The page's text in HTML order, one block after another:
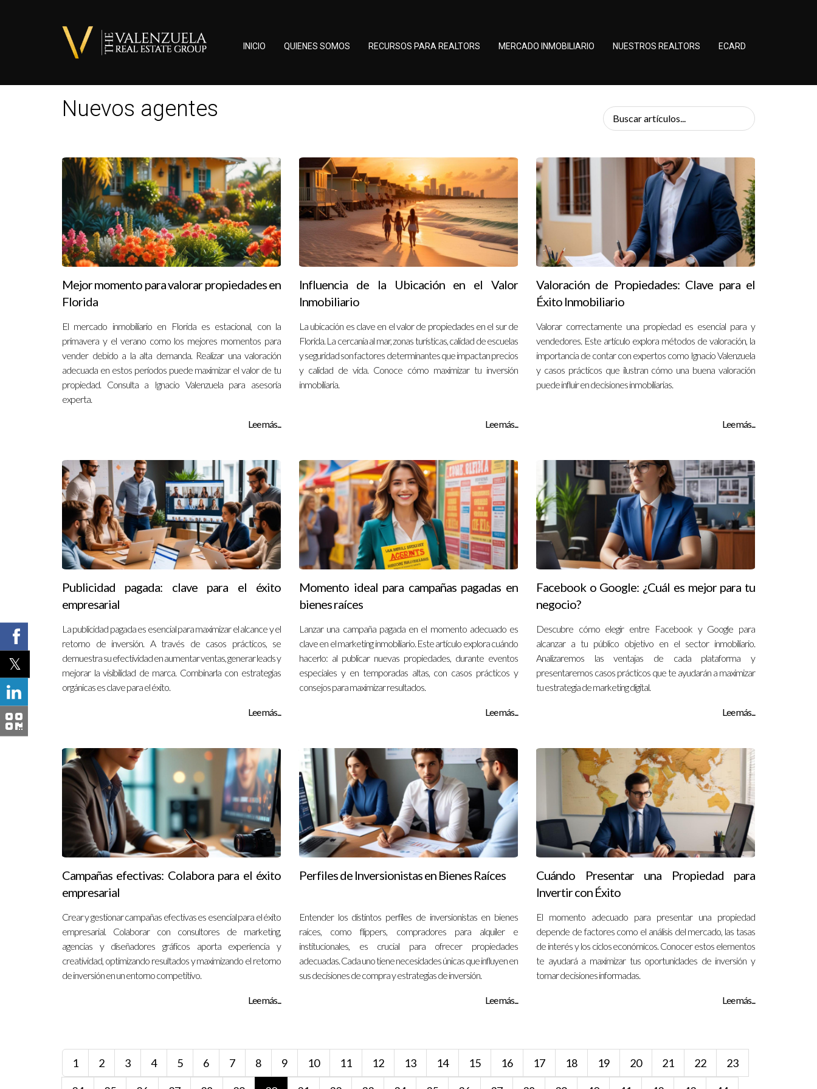
INICIO QUIENES SOMOS RECURSOS PARA REALTORS MERCADO INMOBILIARIO NUESTROS REALTORS ECARD
Nuevos agentes
Mejor momento para valorar propiedades en
Florida
El mercado inmobiliario en Florida es estacional, con la
primavera y el verano como los mejores momentos para
vender debido a la alta demanda. Realizar una valoración
adecuada en estos períodos puede maximizar el valor de tu
propiedad. Consulta a Ignacio Valenzuela para asesoría
experta.
Lee más...
Influencia de la Ubicación en el Valor
Inmobiliario
La ubicación es clave en el valor de propiedades en el sur de
Florida. La cercanía al mar, zonas turísticas, calidad de escuelas
y seguridad son factores determinantes que impactan precios
y calidad de vida. Conoce cómo maximizar tu inversión
inmobiliaria.
Lee más...
Valoración de Propiedades: Clave para el
Éxito Inmobiliario
Valorar correctamente una propiedad es esencial para y
vendedores. Este artículo explora métodos de valoración, la
importancia de contar con expertos como Ignacio Valenzuela
y casos prácticos que ilustran cómo una buena valoración
puede influir en decisiones inmobiliarias.
Lee más...
Publicidad pagada: clave para el éxito
empresarial
La publicidad pagada es esencial para maximizar el alcance y el
retorno de inversión. A través de casos prácticos, se
demuestra su efectividad en aumentar ventas, generar leads y
mejorar la visibilidad de marca. Combinarla con estrategias
orgánicas es clave para el éxito.
Lee más...
Momento ideal para campañas pagadas en
bienes raíces
Lanzar una campaña pagada en el momento adecuado es
clave en el marketing inmobiliario. Este artículo explora cuándo
hacerlo: al publicar nuevas propiedades, durante eventos
especiales y en temporadas altas, con casos prácticos y
consejos para maximizar resultados.
Lee más...
Facebook o Google: ¿Cuál es mejor para tu
negocio?
Descubre cómo elegir entre Facebook y Google para
alcanzar a tu público objetivo en el sector inmobiliario.
Analizaremos las ventajas de cada plataforma y
presentaremos casos prácticos que te ayudarán a maximizar
tu estrategia de marketing digital.
Lee más...
Campañas efectivas: Colabora para el éxito
empresarial
Crear y gestionar campañas efectivas es esencial para el éxito
empresarial. Colaborar con consultores de marketing,
agencias y diseñadores gráficos aporta experiencia y
creatividad, optimizando resultados y maximizando el retorno
de inversión en un entorno competitivo.
Lee más...
Perfiles de Inversionistas en Bienes Raíces
Entender los distintos perfiles de inversionistas en bienes
raíces, como flippers, compradores para alquiler e
institucionales, es crucial para ofrecer propiedades
adecuadas. Cada uno tiene necesidades únicas que influyen en
sus decisiones de compra y estrategias de inversión.
Lee más...
Cuándo Presentar una Propiedad para
Invertir con Éxito
El momento adecuado para presentar una propiedad
depende de factores como el análisis del mercado, las tasas
de interés y los ciclos económicos. Conocer estos elementos
te ayudará a maximizar tus oportunidades de inversión y
tomar decisiones informadas.
Lee más...
1 2 3 4 5 6 7 8 9 10 11 12 13 14 15 16 17 18 19 20 21 22 23